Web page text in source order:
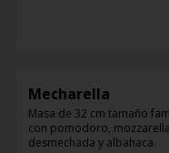
Mecharella
Masa de 32 cm tamaño
con pomodoro,
desmechada y albahaca.